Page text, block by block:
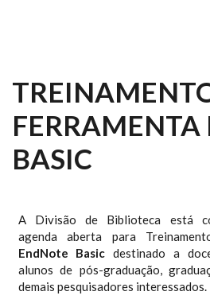
BASIC
A Divisão de Biblioteca está
agenda aberta para
EndNote Basic destinado a
alunos de pós-graduação,
demais pesquisadores interessados.